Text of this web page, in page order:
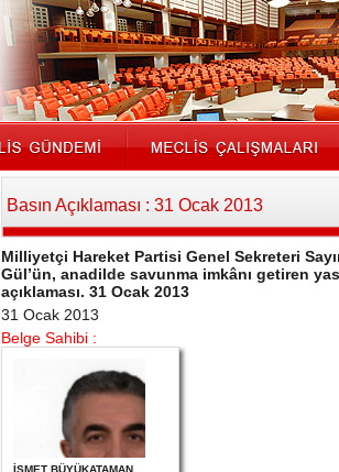
Basın Açıklaması : 31 Ocak 2013
Milliyetçi Hareket Partisi Genel Sekreteri
Gül’ün, anadilde savunma imkânı getiren
açıklaması. 31 Ocak 2013
31 Ocak 2013
Belge Sahibi :
İSMET BÜYÜKATAMAN